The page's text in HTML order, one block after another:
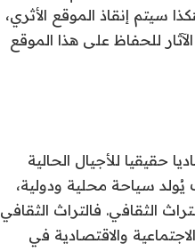
الموقع بشكل مكشوف حتى عمق 750 مترا. وهكذا سيتم إنقاذ الموقع الأثري،
للحفاظ على هذا الموقع
حقيقيا للأجيال الحالية
يُولد سياحة محلية ودولية،
الثقافي. فالتراث الثقافي
والاقتصادية في